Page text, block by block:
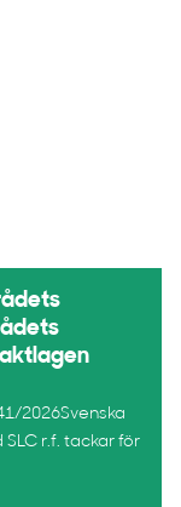
2026Svenska
r.f. tackar för